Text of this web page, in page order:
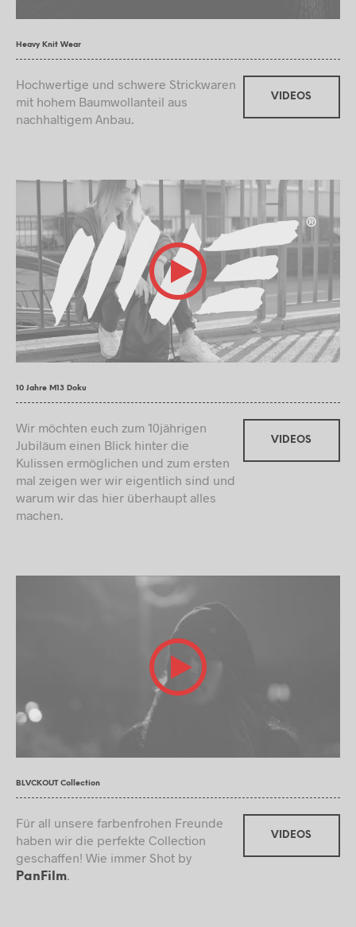
Heavy Knit Wear
Hochwertige und schwere Strickwaren
mit hohem Baumwollanteil aus
nachhaltigem Anbau.
VIDEOS
10 Jahre M13 Doku
Wir möchten euch zum 10jährigen
Jubiläum einen Blick hinter die
Kulissen ermöglichen und zum ersten
mal zeigen wer wir eigentlich sind und
warum wir das hier überhaupt alles
machen.
VIDEOS
BLVCKOUT Collection
Für all unsere farbenfrohen Freunde
haben wir die perfekte Collection
geschaffen! Wie immer Shot by
PanFilm.
VIDEOS